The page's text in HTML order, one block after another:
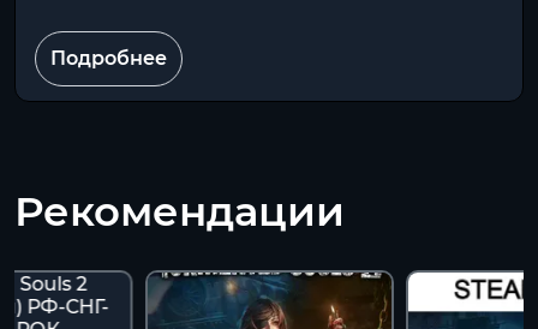
Подробнее
Рекомендации